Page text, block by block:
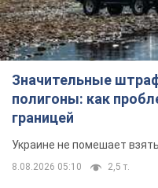
Значительные
полигоны: как
границей
Украине не помешает
8.08.2026 05:10 2,5 т.